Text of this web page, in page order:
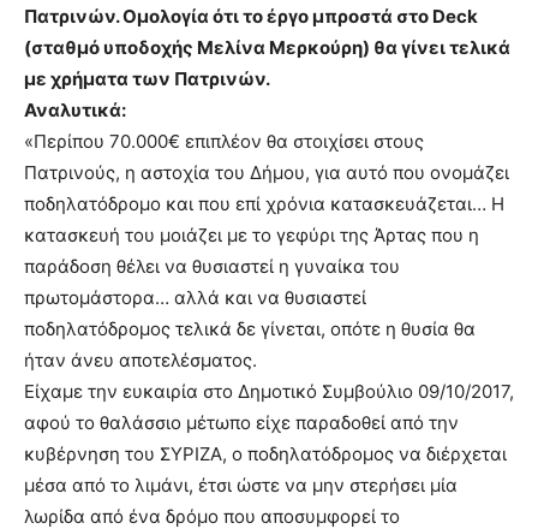
Πατρινών. Ομολογία ότι το έργο μπροστά στο Deck
(σταθμό υποδοχής Μελίνα Μερκούρη) θα γίνει τελικά
με χρήματα των Πατρινών.
Αναλυτικά:
«Περίπου 70.000€ επιπλέον θα στοιχίσει στους
Πατρινούς, η αστοχία του Δήμου, για αυτό που ονομάζει
ποδηλατόδρομο και που επί χρόνια κατασκευάζεται… Η
κατασκευή του μοιάζει με το γεφύρι της Άρτας που η
παράδοση θέλει να θυσιαστεί η γυναίκα του
πρωτομάστορα… αλλά και να θυσιαστεί
ποδηλατόδρομος τελικά δε γίνεται, οπότε η θυσία θα
ήταν άνευ αποτελέσματος.
Είχαμε την ευκαιρία στο Δημοτικό Συμβούλιο 09/10/2017,
αφού το θαλάσσιο μέτωπο είχε παραδοθεί από την
κυβέρνηση του ΣΥΡΙΖΑ, ο ποδηλατόδρομος να διέρχεται
μέσα από το λιμάνι, έτσι ώστε να μην στερήσει μία
λωρίδα από ένα δρόμο που αποσυμφορεί το